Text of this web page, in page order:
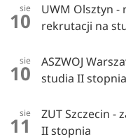
sie
10
UWM Olsztyn -
rekrutacji na
sie
10
ASZWOJ
studia II stopnia
sie
11
ZUT Szczecin -
II stopnia